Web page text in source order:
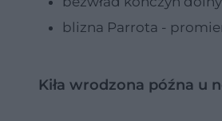
blizna Parrota -
Kiła wrodzona późna u